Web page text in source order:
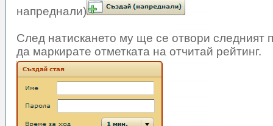
напреднали)
След натискането му ще се отвори следният
да маркирате отметката на отчитай рейтинг.